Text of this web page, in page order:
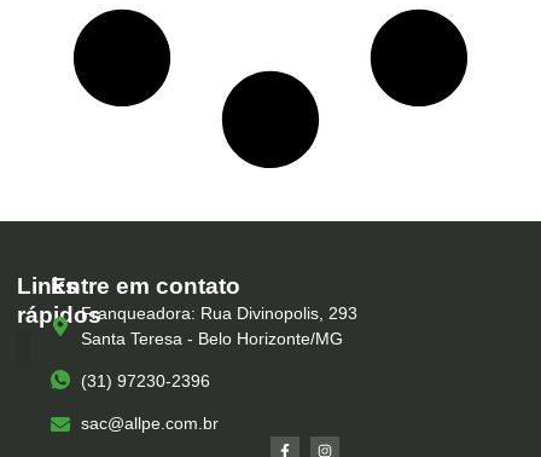
Links
rápidos
Entre em contato
Franqueadora: Rua Divinopolis, 293
Santa Teresa - Belo Horizonte/MG
(31) 97230-2396
sac@allpe.com.br